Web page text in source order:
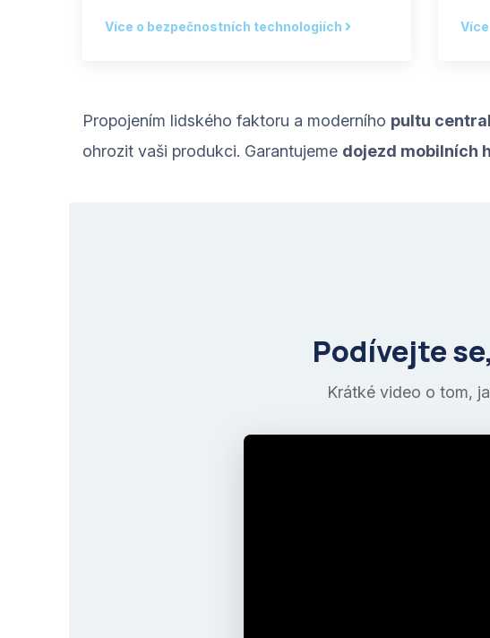
Více o bezpečnostních technologiích
Propojením lidského faktoru a moderního pultu
ohrozit vaši produkci. Garantujeme dojezd mobilních
Podívejte
Krátké video o tom,